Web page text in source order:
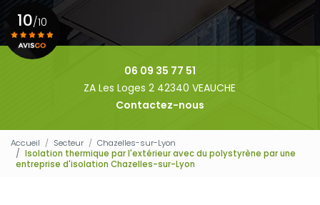
06 09 35 77 51
ZA Les Loges 2 42340 VEAUCHE
Contactez-nous
10/10
Accueil Secteur
Chazelles-sur-Lyon
Isolation thermique par l'extérieur avec du polystyrène par une
entreprise d'isolation Chazelles-sur-Lyon